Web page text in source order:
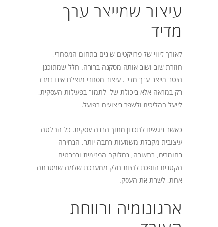
עיצוב שמייצר ערך
מדיד
לאורך ליווי של פרויקטים שונים בתחום המסחרי,
חוזרת שוב ושוב אותה מסקנה ברורה. חלל שמתוכנן
היטב מייצר ערך מדיד. עיצוב מסחרי מוצלח אינו נמדד
רק במראה אלא ביכולת שלו לתמוך בפעילות העסקית,
לייעל תהליכים ולשפר ביצועים בפועל.
כאשר ניגשים לתכנון מתוך הבנה עסקית, כל החלטה
עיצובית מקבלת משמעות רחבה יותר. הבחירה
בחומרים, בתאורה, בחלוקה הפנימית ובפרטים
הקטנים הופכת להיות חלק ממערכת שלמה שמטרתה
אחת, לשרת את העסק.
ארגונומיה ורווחת